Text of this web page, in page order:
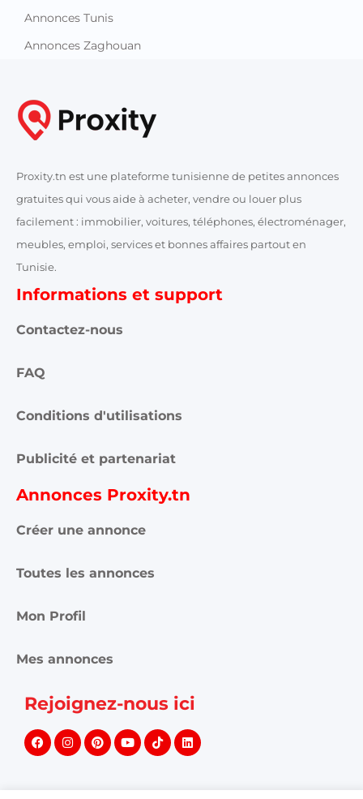
Annonces Tunis
Annonces Zaghouan
Proxity.tn est une plateforme tunisienne de petites annonces
gratuites qui vous aide à acheter, vendre ou louer plus
facilement : immobilier, voitures, téléphones, électroménager,
meubles, emploi, services et bonnes affaires partout en
Tunisie.
Informations et support
Contactez-nous
FAQ
Conditions d'utilisations
Publicité et partenariat
Annonces Proxity.tn
Créer une annonce
Toutes les annonces
Mon Profil
Mes annonces
Rejoignez-nous ici